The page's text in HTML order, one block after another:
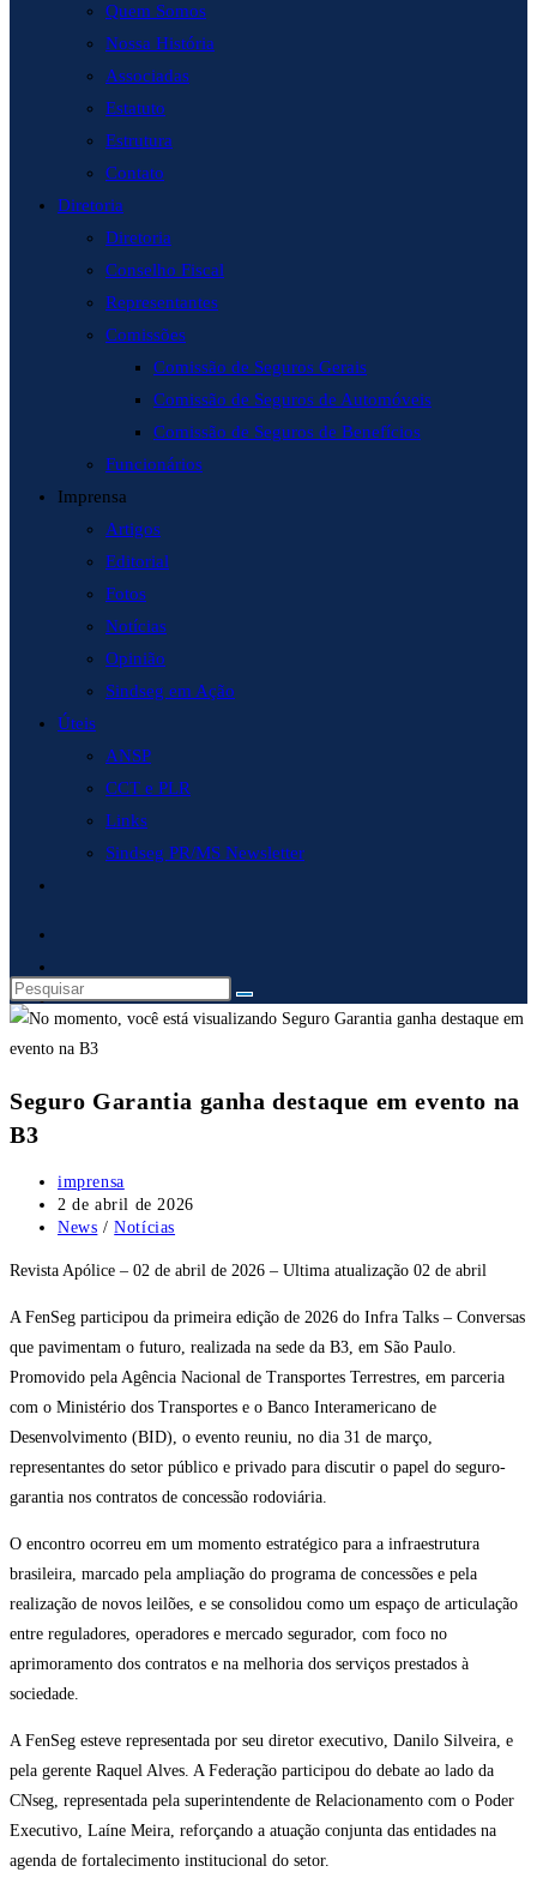
Quem Somos
Nossa História
Associadas
Estatuto
Estrutura
Contato
Diretoria
Diretoria
Conselho Fiscal
Representantes
Comissões
Comissão de Seguros Gerais
Comissão de Seguros de Automóveis
Comissão de Seguros de Benefícios
Funcionários
Imprensa
Artigos
Editorial
Fotos
Notícias
Opinião
Sindseg em Ação
Úteis
ANSP
CCT e PLR
Links
Sindseg PR/MS Newsletter
site
Seguro Garantia ganha destaque em evento na
B3
Autor
do
post:
imprensa
Post
publicado:
2 de abril de 2026
Categoria
post:
News / Notícias
Revista Apólice – 02 de abril de 2026 – Ultima atualização 02 de abril
A FenSeg participou da primeira edição de 2026 do Infra Talks – Conversas
que pavimentam o futuro, realizada na sede da B3, em São Paulo.
Promovido pela Agência Nacional de Transportes Terrestres, em parceria
com o Ministério dos Transportes e o Banco Interamericano de
Desenvolvimento (BID), o evento reuniu, no dia 31 de março,
representantes do setor público e privado para discutir o papel do seguro-
garantia nos contratos de concessão rodoviária.
O encontro ocorreu em um momento estratégico para a infraestrutura
brasileira, marcado pela ampliação do programa de concessões e pela
realização de novos leilões, e se consolidou como um espaço de articulação
entre reguladores, operadores e mercado segurador, com foco no
aprimoramento dos contratos e na melhoria dos serviços prestados à
sociedade.
A FenSeg esteve representada por seu diretor executivo, Danilo Silveira, e
pela gerente Raquel Alves. A Federação participou do debate ao lado da
CNseg, representada pela superintendente de Relacionamento com o Poder
Executivo, Laíne Meira, reforçando a atuação conjunta das entidades na
agenda de fortalecimento institucional do setor.